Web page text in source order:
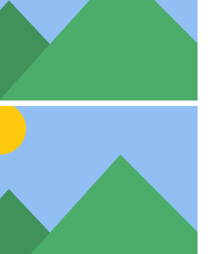
Project Link openning in